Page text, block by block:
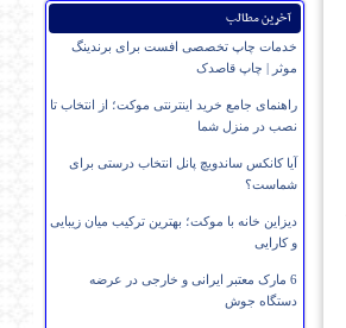
آخرین مطالب
خدمات چاپ تخصصی افست برای برندینگ
موثر | چاپ قاصدک
راهنمای جامع خرید اینترنتی موکت؛ از انتخاب تا
نصب در منزل شما
آیا کانکس ساندویچ پانل انتخاب درستی برای
شماست؟
دیزاین خانه با موکت؛ بهترین ترکیب میان زیبایی
و کارایی
6 مارک معتبر ایرانی و خارجی در عرضه
دستگاه جوش